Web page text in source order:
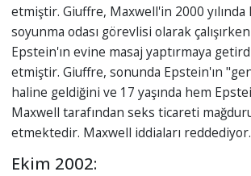
etmiştir. Giuffre, Maxwell'in 2000 yılında
soyunma odası görevlisi olarak
Epstein'ın evine masaj yaptırmaya
etmiştir. Giuffre, sonunda Epstein'ın
haline geldiğini ve 17 yaşında hem
Maxwell tarafından seks ticareti
etmektedir. Maxwell iddiaları reddediyor.
Ekim 2002: